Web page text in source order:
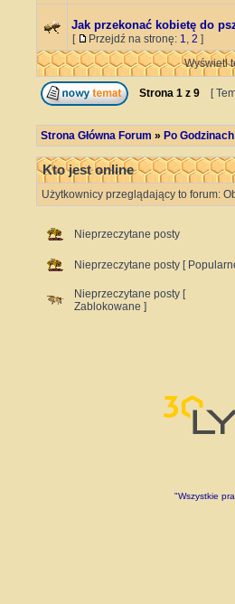
Jak przekonać kobietę do
[ Przejdź na stronę: 1, 2 ]
Wyświetl
Strona 1 z 9 [
Strona Główna Forum » Po Godzinach
Kto jest online
Użytkownicy przeglądający to forum:
Nieprzeczytane posty
Nieprzeczytane posty [
Nieprzeczytane posty [
Zablokowane ]
"Wszystkie